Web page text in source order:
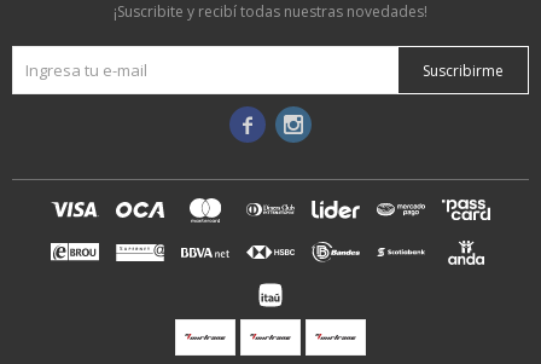
¡Suscribite y recibí todas nuestras novedades!
Suscribirme
 